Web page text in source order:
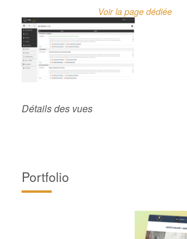
Voir la page dédiée
Détails des vues
Portfolio